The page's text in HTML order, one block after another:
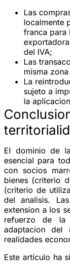
Las
localmente
franca para
del IVA;
Las
misma
La
sujeto a
la
El dominio de
esencial para
con socios
bienes (criterio
(criterio de
del analisis.
extension a los
refuerzo de la
adaptacion del
realidades
Este artículo ha